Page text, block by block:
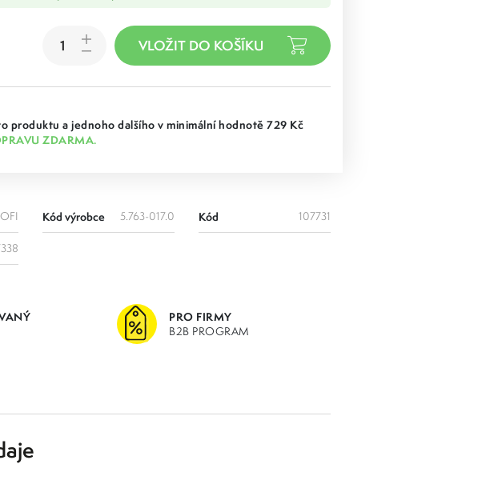
produktu a jednoho dalšího v minimální hodnotě 729 Kč
ZDARMA.
Kód výrobce 5.763-017.0 Kód 107731
PRO FIRMY
B2B PROGRAM